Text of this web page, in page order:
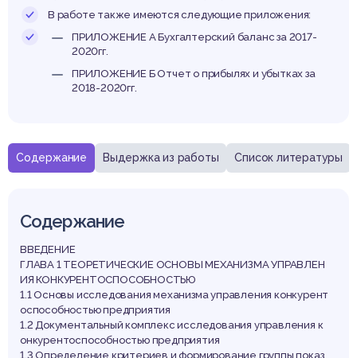
Содержание Выдержка из работы Список литературы
Содержание
ВВЕДЕНИЕ
ГЛАВА 1 ТЕОРЕТИЧЕСКИЕ ОСНОВЫ МЕХАНИЗМА УПРАВЛЕН
ИЯ КОНКУРЕНТОСПОСОБНОСТЬЮ
1.1 Основы исследования механизма управления конкурент
оспособностью предприятия
1.2 Документальный комплекс исследования управления к
онкурентоспособностью предприятия
1.3 Определение критериев и формирование группы показ
В работе также имеются следующие приложения:
ПРИЛОЖЕНИЕ А Бухгалтерский баланс за 2017-
2020гг.
ПРИЛОЖЕНИЕ Б Отчет о прибылях и убытках за
2018-2020гг.